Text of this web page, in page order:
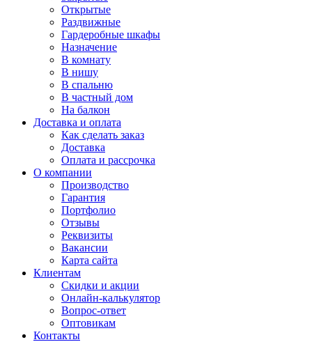
Открытые
Раздвижные
Гардеробные шкафы
Назначение
В комнату
В нишу
В спальню
В частный дом
На балкон
Доставка и оплата
Как сделать заказ
Доставка
Оплата и рассрочка
О компании
Производство
Гарантия
Портфолио
Отзывы
Реквизиты
Вакансии
Карта сайта
Клиентам
Скидки и акции
Онлайн-калькулятор
Вопрос-ответ
Оптовикам
Контакты